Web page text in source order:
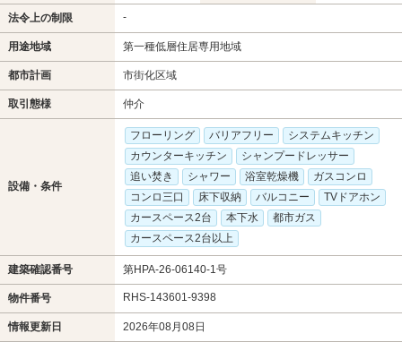
法令上の制限 -
用途地域 第一種低層住居専用地域
都市計画 市街化区域
取引態様 仲介
設備・条件
フローリング バリアフリー
システムキッチン
カウンターキッチン
シャンプードレッサー
追い焚き
シャワー 浴室乾燥機
ガスコンロ
コンロ三口
床下収納 バルコニー
TVドアホン
カースペース2台
本下水
都市ガス
カースペース2台以上
建築確認番号 第HPA-26-06140-1号
物件番号 RHS-143601-9398
情報更新日 2026年08月08日